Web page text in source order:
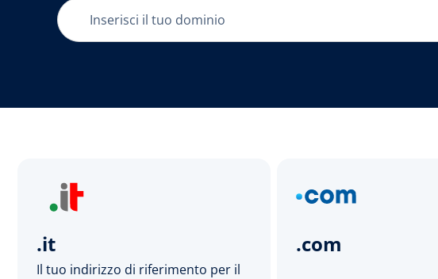
.it
Il tuo indirizzo di riferimento per il
.com